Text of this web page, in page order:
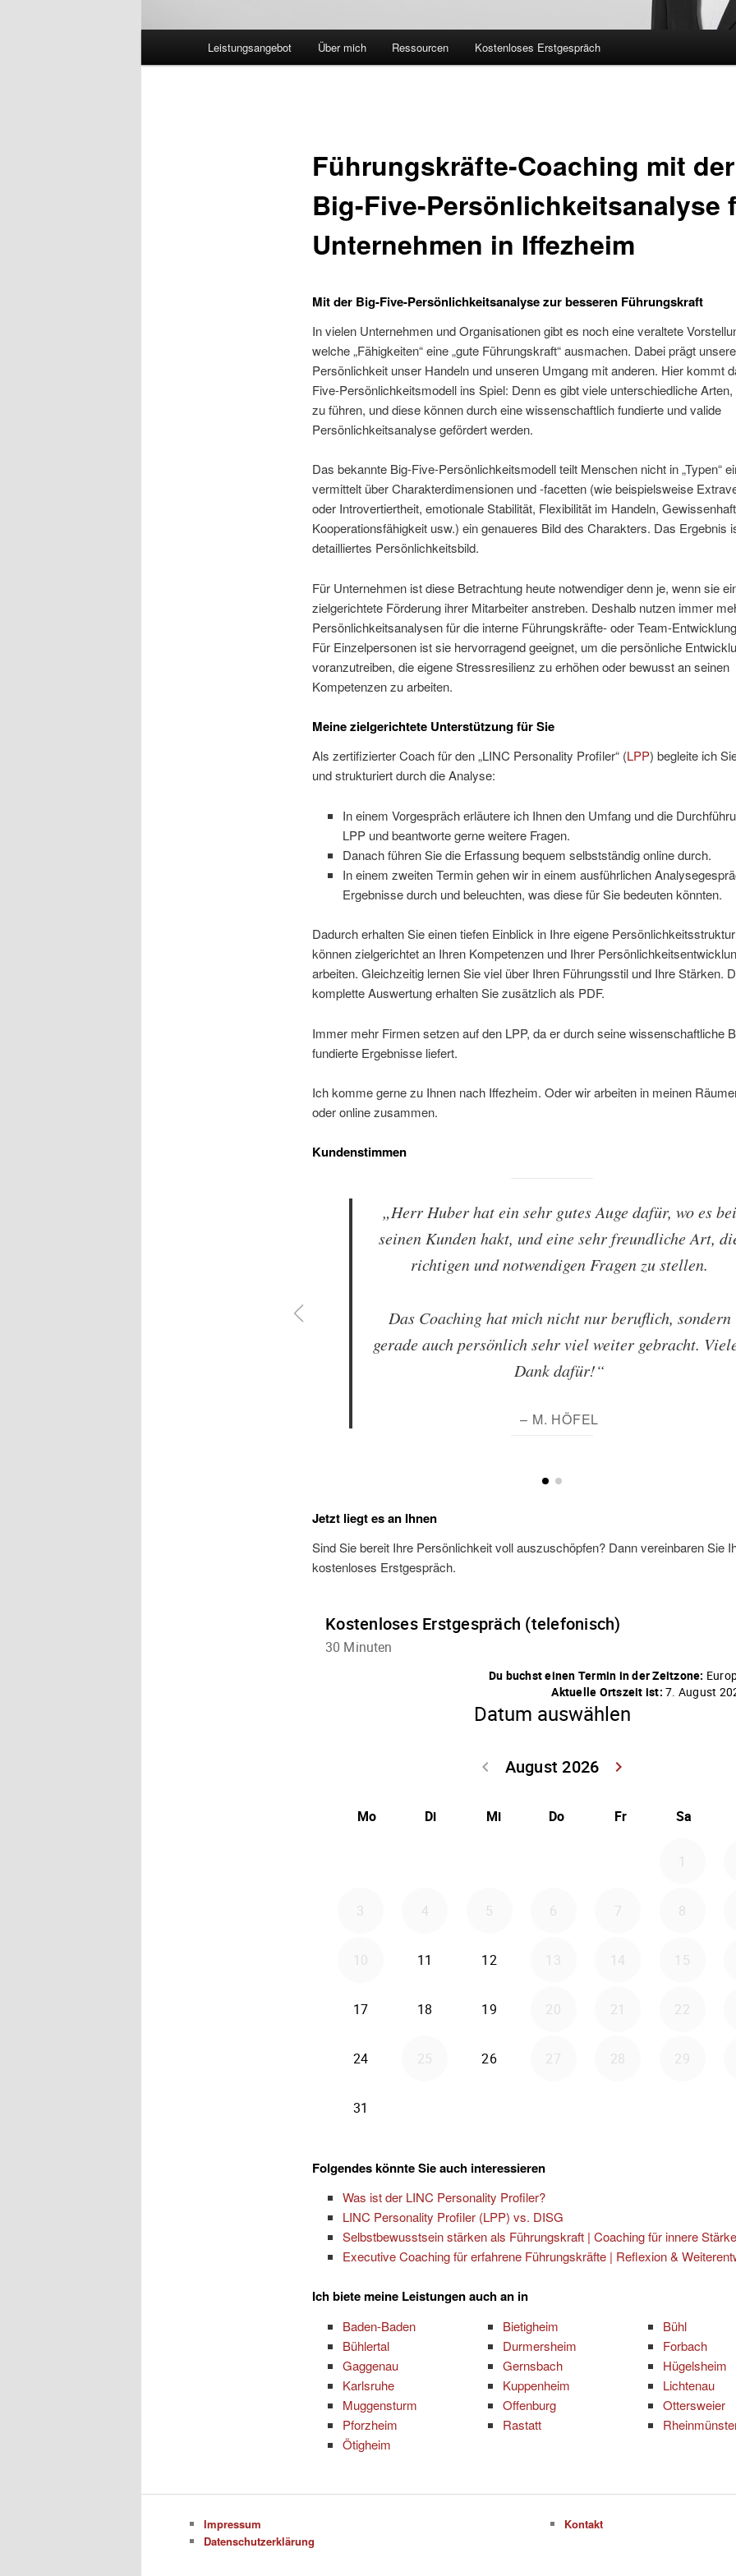
Leistungsangebot Über mich Ressourcen Kostenloses Erstgespräch
Führungskräfte-Coaching mit der
Big-Five-Persönlichkeitsanalyse
Unternehmen in Iffezheim
Mit der Big-Five-Persönlichkeitsanalyse zur besseren Führungskraft
In vielen Unternehmen und Organisationen gibt es noch eine veraltete
welche „Fähigkeiten“ eine „gute Führungskraft“ ausmachen. Dabei prägt unsere
Persönlichkeit unser Handeln und unseren Umgang mit anderen. Hier kommt
Five-Persönlichkeitsmodell ins Spiel: Denn es gibt viele unterschiedliche
zu führen, und diese können durch eine wissenschaftlich fundierte und valide
Persönlichkeitsanalyse gefördert werden.
Das bekannte Big-Five-Persönlichkeitsmodell teilt Menschen nicht in „Typen“
vermittelt über Charakterdimensionen und -facetten (wie beispielsweise
oder Introvertiertheit, emotionale Stabilität, Flexibilität im Handeln,
Kooperationsfähigkeit usw.) ein genaueres Bild des Charakters. Das Ergebnis
detailliertes Persönlichkeitsbild.
Für Unternehmen ist diese Betrachtung heute notwendiger denn je, wenn sie
zielgerichtete Förderung ihrer Mitarbeiter anstreben. Deshalb nutzen immer
Persönlichkeitsanalysen für die interne Führungskräfte- oder Team-
Für Einzelpersonen ist sie hervorragend geeignet, um die persönliche
voranzutreiben, die eigene Stressresilienz zu erhöhen oder bewusst an seinen
Kompetenzen zu arbeiten.
Meine zielgerichtete Unterstützung für Sie
Als zertifizierter Coach für den „LINC Personality Profiler“ (LPP) begleite ich
und strukturiert durch die Analyse:
In einem Vorgespräch erläutere ich Ihnen den Umfang und die
LPP und beantworte gerne weitere Fragen.
Danach führen Sie die Erfassung bequem selbstständig online durch.
In einem zweiten Termin gehen wir in einem ausführlichen
Ergebnisse durch und beleuchten, was diese für Sie bedeuten könnten.
Dadurch erhalten Sie einen tiefen Einblick in Ihre eigene
können zielgerichtet an Ihren Kompetenzen und Ihrer
arbeiten. Gleichzeitig lernen Sie viel über Ihren Führungsstil und Ihre Stärken.
komplette Auswertung erhalten Sie zusätzlich als PDF.
Immer mehr Firmen setzen auf den LPP, da er durch seine wissenschaftliche
fundierte Ergebnisse liefert.
Ich komme gerne zu Ihnen nach Iffezheim. Oder wir arbeiten in meinen
oder online zusammen.
Kundenstimmen
„Herr Huber hat ein sehr gutes Auge dafür, wo es
seinen Kunden hakt, und eine sehr freundliche Art,
richtigen und notwendigen Fragen zu stellen.
Das Coaching hat mich nicht nur beruflich, sondern
gerade auch persönlich sehr viel weiter gebracht.
Dank dafür!“
– M. HÖFEL
Jetzt liegt es an Ihnen
Sind Sie bereit Ihre Persönlichkeit voll auszuschöpfen? Dann vereinbaren Sie
kostenloses Erstgespräch.
Folgendes könnte Sie auch interessieren
Was ist der LINC Personality Profiler?
LINC Personality Profiler (LPP) vs. DISG
Selbstbewusstsein stärken als Führungskraft | Coaching für innere
Executive Coaching für erfahrene Führungskräfte | Reflexion &
Ich biete meine Leistungen auch an in
Baden-Baden
Bühlertal
Gaggenau
Karlsruhe
Muggensturm
Pforzheim
Ötigheim
Bietigheim
Durmersheim
Gernsbach
Kuppenheim
Offenburg
Rastatt
Bühl
Forbach
Hügelsheim
Lichtenau
Ottersweier
Impressum
Datenschutzerklärung
Kontakt